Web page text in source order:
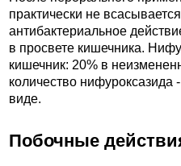
практически не
антибактериальное
в просвете кишечника.
кишечник: 20% в
количество нифуроксазида
виде.
Побочные